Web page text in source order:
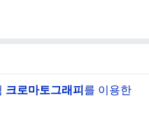
크로마토그래피 를 이용한